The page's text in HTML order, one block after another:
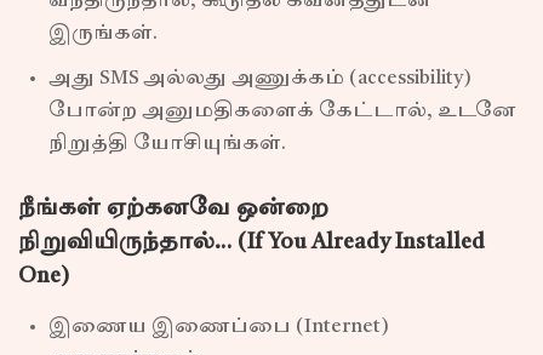
இருங்கள்.
அது SMS அல்லது அணுக்கம் (accessibility)
போன்ற அனுமதிகளைக் கேட்டால், உடனே
நிறுத்தி யோசியுங்கள்.
நீங்கள் ஏற்கனவே ஒன்றை
நிறுவியிருந்தால்… (If You Already Installed
One)
இணைய இணைப்பை (Internet)